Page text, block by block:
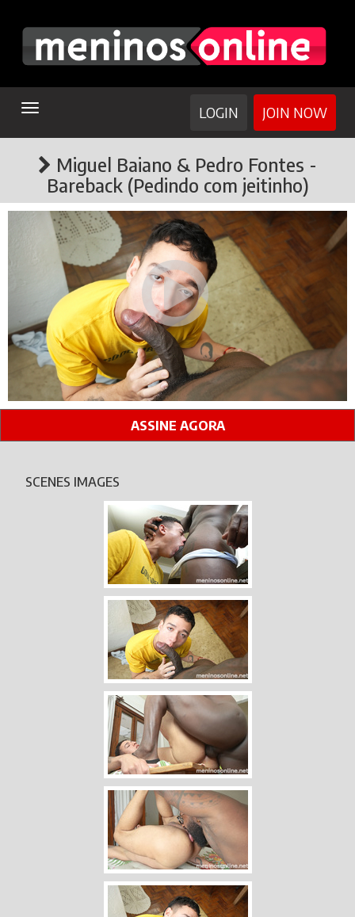
TOGGLE
JOIN NOW
LOGIN
Miguel Baiano & Pedro Fontes -
Bareback (Pedindo com jeitinho)
ASSINE AGORA
SCENES IMAGES